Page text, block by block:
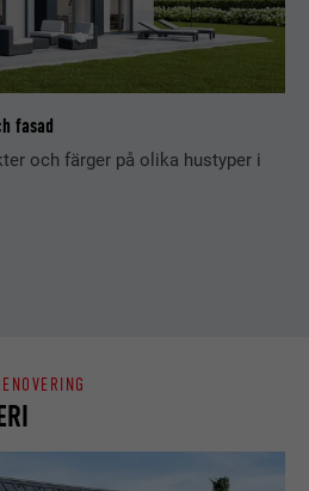
fasad
och färger på olika hustyper i
Optimize
som ett test för att
installeras. Innehåller inga
den användarvalda
av en webbplats.
ett inbäddat "Följ oss"-